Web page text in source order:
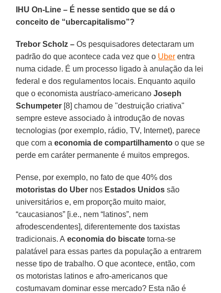
IHU On-Line – É nesse sentido que se dá o
conceito de “ubercapitalismo”?
Trebor Scholz – Os pesquisadores detectaram um
padrão do que acontece cada vez que o Uber entra
numa cidade. É um processo ligado à anulação da lei
federal e dos regulamentos locais. Enquanto aquilo
que o economista austríaco-americanoJoseph
Schumpeter [8] chamou de "destruição criativa"
sempre esteve associado à introdução de novas
tecnologias (por exemplo, rádio, TV, Internet), parece
que com aeconomia de compartilhamento o que se
perde em caráter permanente é muitos empregos.
Pense, por exemplo, no fato de que 40% dos
motoristas do Uber nos Estados Unidos são
universitários e, em proporção muito maior,
“caucasianos” [i.e., nem “latinos”, nem
afrodescendentes], diferentemente dos taxistas
tradicionais. A economia do biscate torna-se
palatável para essas partes da população a entrarem
nesse tipo de trabalho. O que acontece, então, com
os motoristas latinos e afro-americanos que
costumavam dominar esse mercado? Esta não é